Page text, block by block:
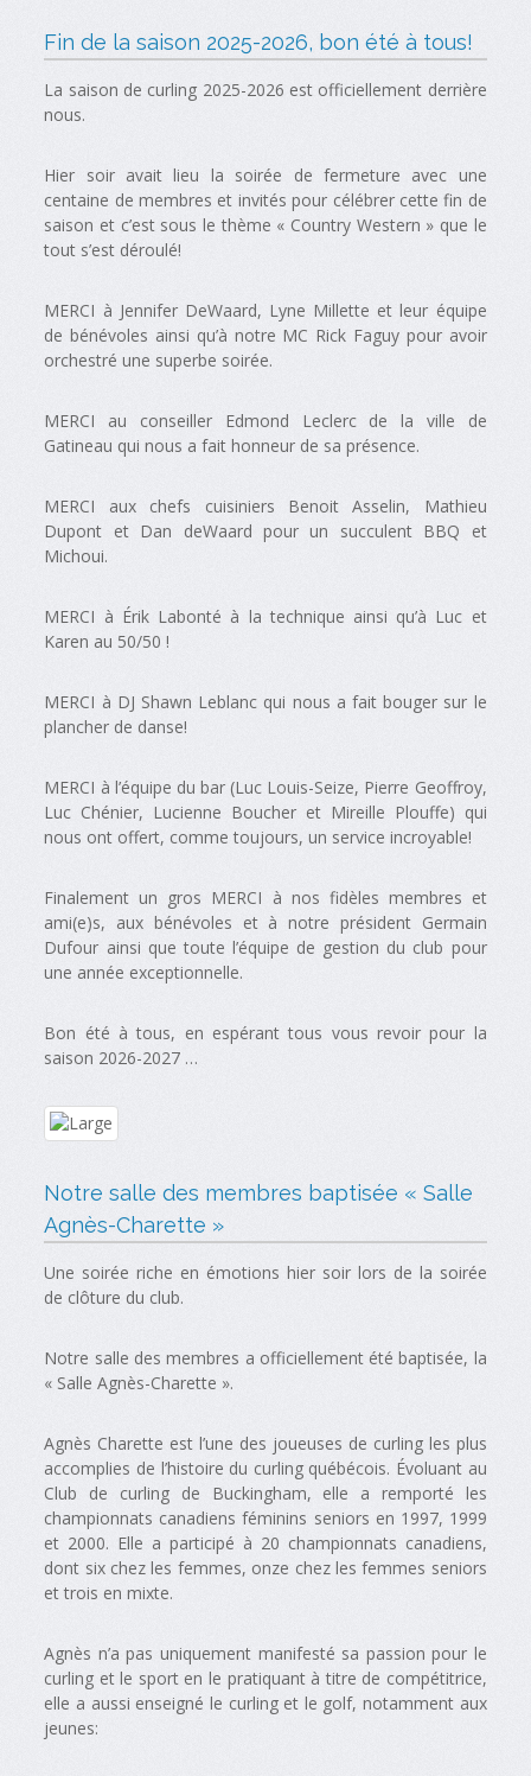
Fin de la saison 2025-2026, bon été à tous!
La saison de curling 2025-2026 est officiellement derrière
nous.
Hier soir avait lieu la soirée de fermeture avec une
centaine de membres et invités pour célébrer cette fin de
saison et c’est sous le thème « Country Western » que le
tout s’est déroulé!
MERCI à Jennifer DeWaard, Lyne Millette et leur équipe
de bénévoles ainsi qu’à notre MC Rick Faguy pour avoir
orchestré une superbe soirée.
MERCI au conseiller Edmond Leclerc de la ville de
Gatineau qui nous a fait honneur de sa présence.
MERCI aux chefs cuisiniers Benoit Asselin, Mathieu
Dupont et Dan deWaard pour un succulent BBQ et
Michoui.
MERCI à Érik Labonté à la technique ainsi qu’à Luc et
Karen au 50/50 !
MERCI à DJ Shawn Leblanc qui nous a fait bouger sur le
plancher de danse!
MERCI à l’équipe du bar (Luc Louis-Seize, Pierre Geoffroy,
Luc Chénier, Lucienne Boucher et Mireille Plouffe) qui
nous ont offert, comme toujours, un service incroyable!
Finalement un gros MERCI à nos fidèles membres et
ami(e)s, aux bénévoles et à notre président Germain
Dufour ainsi que toute l’équipe de gestion du club pour
une année exceptionnelle.
Bon été à tous, en espérant tous vous revoir pour la
saison 2026-2027 …
Notre salle des membres baptisée « Salle
Agnès-Charette »
Une soirée riche en émotions hier soir lors de la soirée
de clôture du club.
Notre salle des membres a officiellement été baptisée, la
« Salle Agnès-Charette ».
Agnès Charette est l’une des joueuses de curling les plus
accomplies de l’histoire du curling québécois. Évoluant au
Club de curling de Buckingham, elle a remporté les
championnats canadiens féminins seniors en 1997, 1999
et 2000. Elle a participé à 20 championnats canadiens,
dont six chez les femmes, onze chez les femmes seniors
et trois en mixte.
Agnès n’a pas uniquement manifesté sa passion pour le
curling et le sport en le pratiquant à titre de compétitrice,
elle a aussi enseigné le curling et le golf, notamment aux
jeunes: